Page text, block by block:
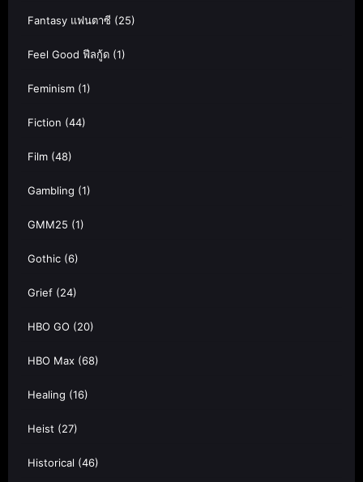
Fantasy แฟนตาซี (25)
Feel Good ฟีลกู้ด (1)
Feminism (1)
Fiction (44)
Film (48)
Gambling (1)
GMM25 (1)
Gothic (6)
Grief (24)
HBO GO (20)
HBO Max (68)
Healing (16)
Heist (27)
Historical (46)